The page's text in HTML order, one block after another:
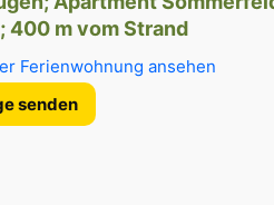
400 m vom Strand
Ferienwohnung ansehen
senden